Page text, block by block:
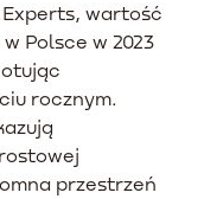
wartość
Polsce w 2023
rocznym.
przestrzeń